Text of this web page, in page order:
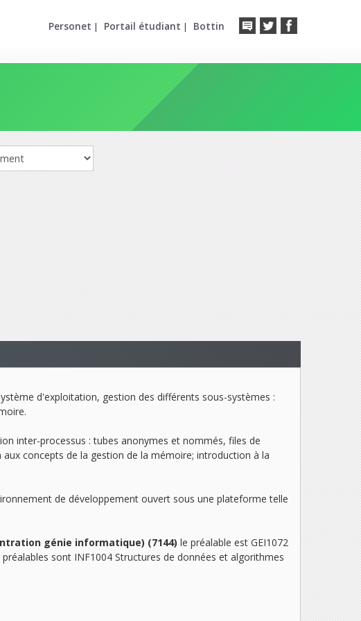
Personet | Portail étudiant | Bottin
d'exploitation, gestion des différents sous-systèmes :
inter-processus : tubes anonymes et nommés, files de
concepts de la gestion de la mémoire; introduction à la
de développement ouvert sous une plateforme telle
génie informatique) (7144) le préalable est GEI1072
préalables sont INF1004 Structures de données et algorithmes